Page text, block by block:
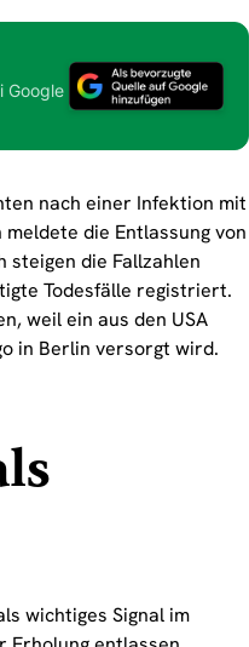
Google
nach einer Infektion mit
die Entlassung von
steigen die Fallzahlen
Todesfälle registriert.
weil ein aus den USA
in Berlin versorgt wird.
wichtiges Signal im